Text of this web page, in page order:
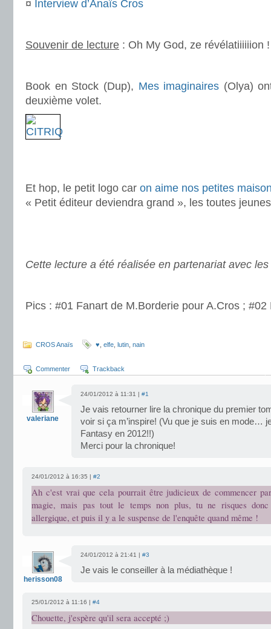
¤ Interview d’Anaïs Cros
Souvenir de lecture : Oh My God, ze révélatiiiiiion !
Book en Stock (Dup), Mes imaginaires (Olya)
deuxième volet.
Et hop, le petit logo car on aime nos petites
« Petit éditeur deviendra grand », les toutes
Cette lecture a été réalisée en partenariat avec
Pics : #01 Fanart de M.Borderie pour A.Cros ; #02
CROS Anaïs ♥ elfe lutin nain
Commenter Trackback
valeriane
24/01/2012 à 11:31 | #1
Je vais retourner lire la chronique du premier
voir si ça m’inspire! (Vu que je suis en mode…
Fantasy en 2012!!)
Merci pour la chronique!
24/01/2012 à 16:35 | #2
Ah c'est vrai que cela pourrait être judicieux de commencer
magie, mais pas tout le temps non plus, tu ne risques
allergique, et puis il y a le suspense de l'enquête quand même !
herisson08
24/01/2012 à 21:41 | #3
Je vais le conseiller à la médiathèque !
25/01/2012 à 11:16 | #4
Chouette, j'espère qu'il sera accepté ;)